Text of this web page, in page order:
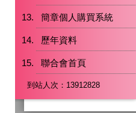
簡章個人購買系統
歷年資料
聯合會首頁
到站人次：13912828